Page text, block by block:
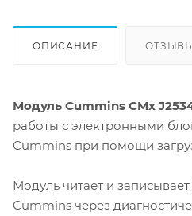
ОПИСАНИЕ
Модуль Cummins CMx
работы с электронными
Cummins при помощи
Модуль читает и
Cummins через